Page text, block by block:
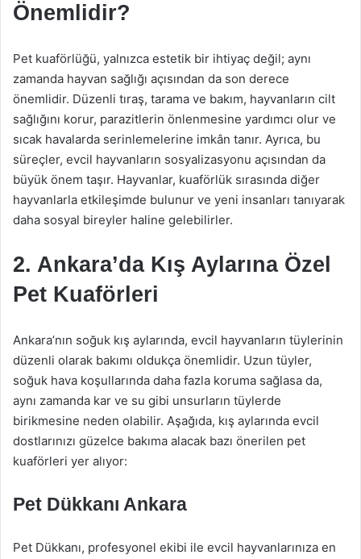
Önemlidir?
Pet kuaförlüğü, yalnızca estetik bir ihtiyaç değil; aynı
zamanda hayvan sağlığı açısından da son derece
önemlidir. Düzenli tıraş, tarama ve bakım, hayvanların cilt
sağlığını korur, parazitlerin önlenmesine yardımcı olur ve
sıcak havalarda serinlemelerine imkân tanır. Ayrıca, bu
süreçler, evcil hayvanların sosyalizasyonu açısından da
büyük önem taşır. Hayvanlar, kuaförlük sırasında diğer
hayvanlarla etkileşimde bulunur ve yeni insanları tanıyarak
daha sosyal bireyler haline gelebilirler.
2. Ankara’da Kış Aylarına Özel
Pet Kuaförleri
Ankara’nın soğuk kış aylarında, evcil hayvanların tüylerinin
düzenli olarak bakımı oldukça önemlidir. Uzun tüyler,
soğuk hava koşullarında daha fazla koruma sağlasa da,
aynı zamanda kar ve su gibi unsurların tüylerde
birikmesine neden olabilir. Aşağıda, kış aylarında evcil
dostlarınızı güzelce bakıma alacak bazı önerilen pet
kuaförleri yer alıyor:
Pet Dükkanı Ankara
Pet Dükkanı, profesyonel ekibi ile evcil hayvanlarınıza en